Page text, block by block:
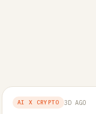
AI X CRYPTO 3D AGO